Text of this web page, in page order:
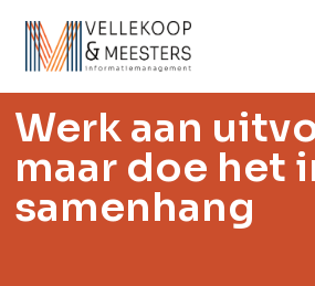
Werk aan
maar doe het
samenhang